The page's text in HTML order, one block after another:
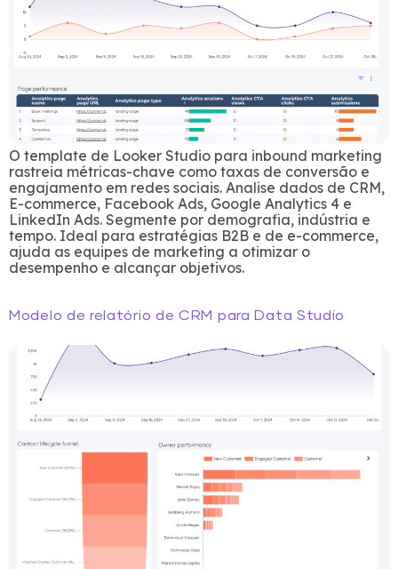
O template de Looker Studio para inbound marketing
rastreia métricas-chave como taxas de conversão e
engajamento em redes sociais. Analise dados de CRM,
E-commerce, Facebook Ads, Google Analytics 4 e
LinkedIn Ads. Segmente por demografia, indústria e
tempo. Ideal para estratégias B2B e de e-commerce,
ajuda as equipes de marketing a otimizar o
desempenho e alcançar objetivos.
Modelo de relatório de CRM para Data Studio